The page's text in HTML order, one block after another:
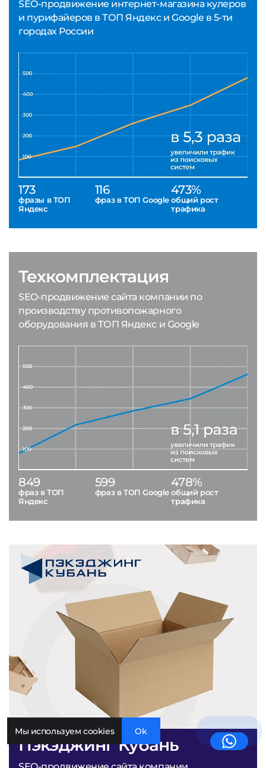
SEO-продвижение интернет-магазина кулеров
и пурифайеров в ТОП Яндекс и Google в 5-ти
городах России
173
фразы в ТОП
Яндекс
116
фраз в ТОП Google
473%
общий рост
трафика
Пэкэджинг Кубань
Техкомплектация
SEO-продвижение сайта компании по
производству противопожарного
оборудования в ТОП Яндекс и Google
849
фраз в ТОП
Яндекс
599
фраз в ТОП Google
478%
общий рост
трафика
Мы используем cookies Ok